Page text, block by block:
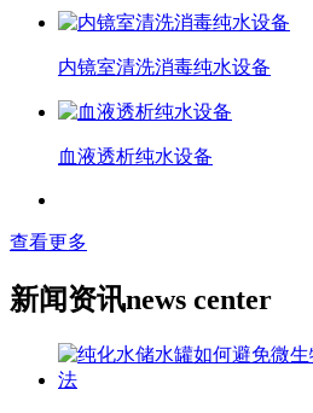
内镜室清洗消毒纯水设备
血液透析纯水设备
查看更多
新闻资讯news center